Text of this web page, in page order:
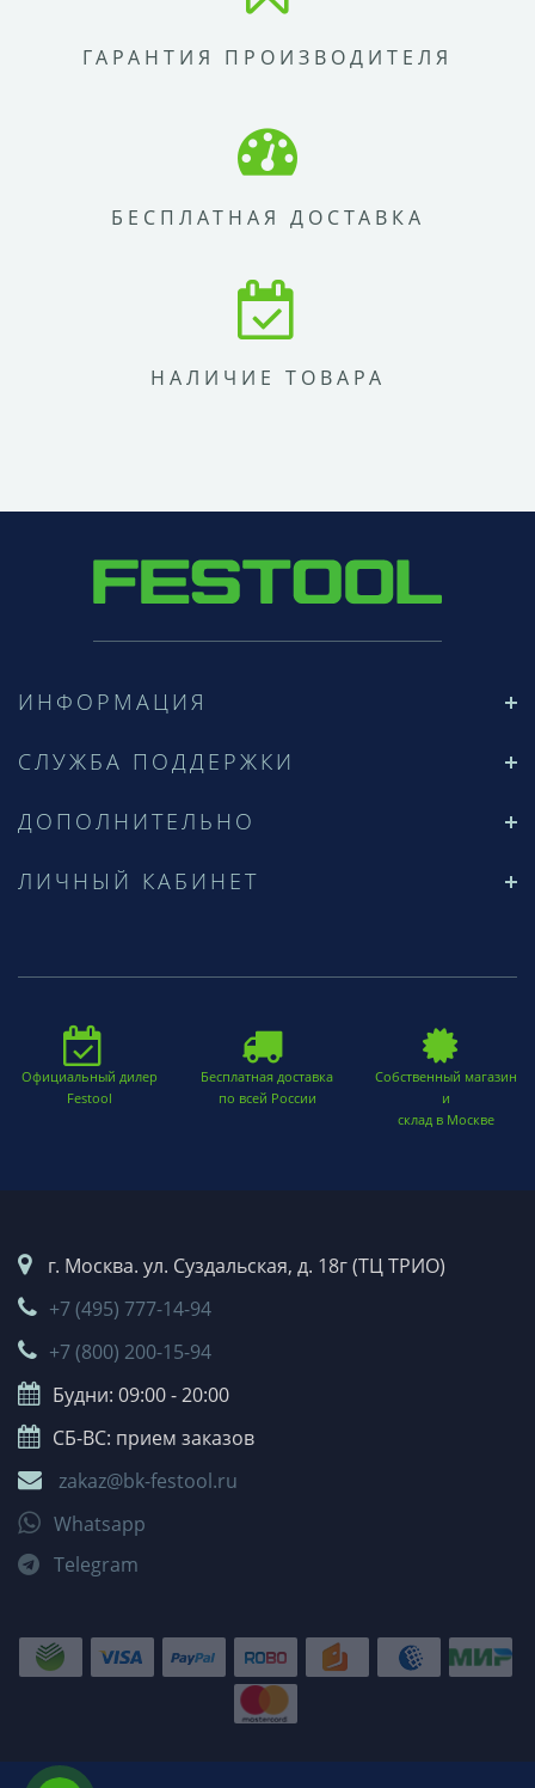
ГАРАНТИЯ ПРОИЗВОДИТЕЛЯ
БЕСПЛАТНАЯ ДОСТАВКА
НАЛИЧИЕ ТОВАРА
ИНФОРМАЦИЯ
СЛУЖБА ПОДДЕРЖКИ
ДОПОЛНИТЕЛЬНО
ЛИЧНЫЙ КАБИНЕТ
Официальный дилер
Festool
Бесплатная доставка
по всей России
Собственный магазин
и
склад в Москве
г. Москва. ул. Суздальская, д. 18г (ТЦ ТРИО)
+7 (495) 777-14-94
+7 (800) 200-15-94
Будни: 09:00 - 20:00
СБ-ВС: прием заказов
zakaz@bk-festool.ru
Whatsapp
Telegram